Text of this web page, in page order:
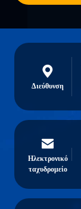
Διεύθυνση
Ηλεκτρονικό
ταχυδρομείο